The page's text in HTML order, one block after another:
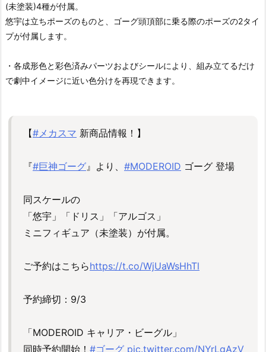
(未塗装)4種が付属。
悠宇は立ちポーズのものと、ゴーグ頭頂部に乗る際のポーズの2タイ
プが付属します。
・各成形色と彩色済みパーツおよびシールにより、組み立てるだけ
で劇中イメージに近い色分けを再現できます。
【#メカスマ 新商品情報！】
『#巨神ゴーグ』より、 #MODEROID ゴーグ 登場
同スケールの
「悠宇」「ドリス」「アルゴス」
ミニフィギュア（未塗装）が付属。
ご予約はこちらhttps://t.co/WjUaWsHhTl
予約締切：9/3
「MODEROID キャリア・ビーグル」
同時予約開始！ #ゴーグ pic.twitter.com/NYrLgAzV